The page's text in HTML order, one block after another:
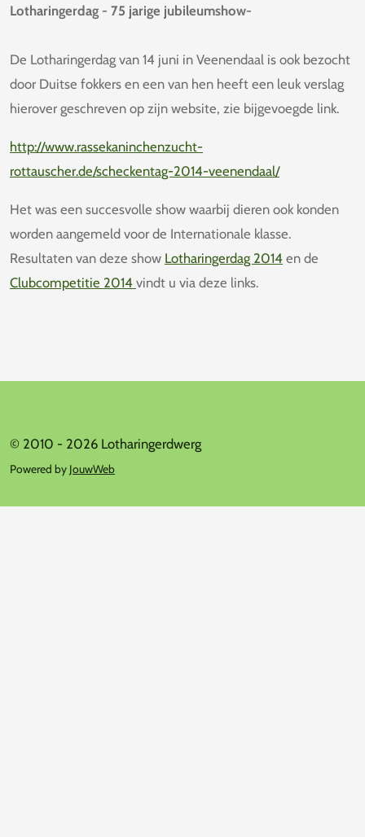
Lotharingerdag - 75 jarige jubileumshow-
De Lotharingerdag van 14 juni in Veenendaal is ook bezocht
door Duitse fokkers en een van hen heeft een leuk verslag
hierover geschreven op zijn website, zie bijgevoegde link.
http://www.rassekaninchenzucht-
rottauscher.de/scheckentag-2014-veenendaal/
Het was een succesvolle show waarbij dieren ook konden
worden aangemeld voor de Internationale klasse.
Resultaten van deze show Lotharingerdag 2014 en de
Clubcompetitie 2014 vindt u via deze links.
© 2010 - 2026 Lotharingerdwerg
Powered by JouwWeb